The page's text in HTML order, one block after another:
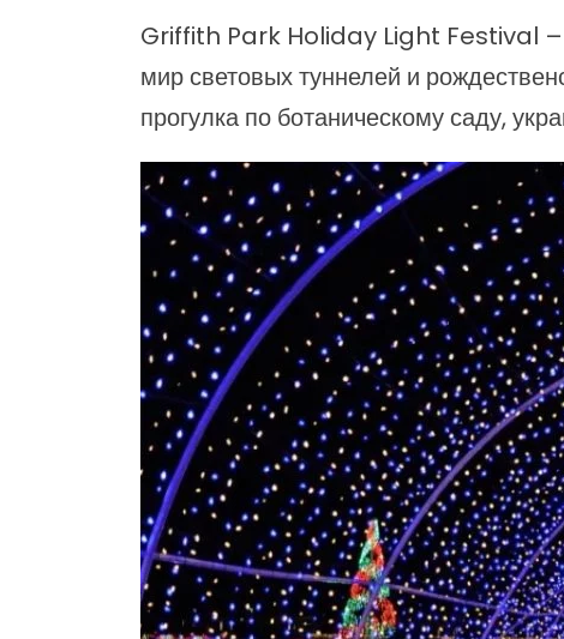
Griffith Park Holiday Light Festival –
мир световых туннелей и
прогулка по ботаническому саду,